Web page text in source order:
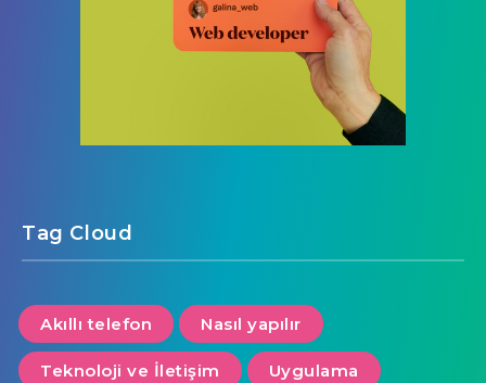
Tag Cloud
Akıllı telefon Nasıl yapılır
Teknoloji ve İletişim Uygulama